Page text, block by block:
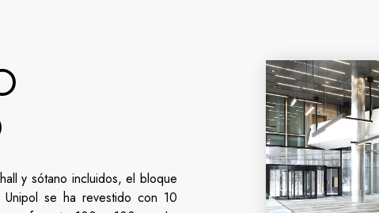
y sótano incluidos, el bloque
se ha revestido con 10